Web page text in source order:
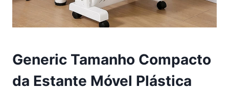
Generic Tamanho Compacto
da Estante Móvel Plástica